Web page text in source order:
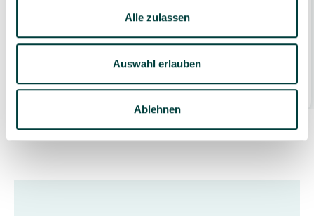
Alle zulassen
Auswahl erlauben
Ablehnen
Handtuchpapier 1-lagig, natur, 23x23 cm, Z-
Falz, 5.000 Blatt